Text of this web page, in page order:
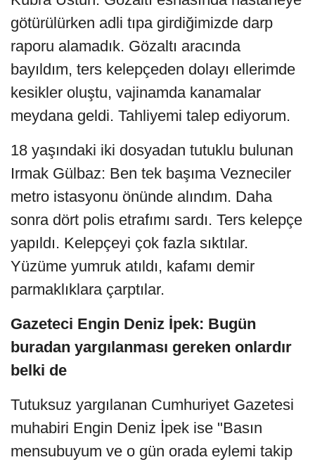
götürülürken adli tıpa girdiğimizde darp
raporu alamadık. Gözaltı aracında
bayıldım, ters kelepçeden dolayı ellerimde
kesikler oluştu, vajinamda kanamalar
meydana geldi. Tahliyemi talep ediyorum.
18 yaşındaki iki dosyadan tutuklu bulunan
Irmak Gülbaz: Ben tek başıma Vezneciler
metro istasyonu önünde alındım. Daha
sonra dört polis etrafımı sardı. Ters kelepçe
yapıldı. Kelepçeyi çok fazla sıktılar.
Yüzüme yumruk atıldı, kafamı demir
parmaklıklara çarptılar.
Gazeteci Engin Deniz İpek: Bugün
buradan yargılanması gereken onlardır
belki de
Tutuksuz yargılanan Cumhuriyet Gazetesi
muhabiri Engin Deniz İpek ise "Basın
mensubuyum ve o gün orada eylemi takip